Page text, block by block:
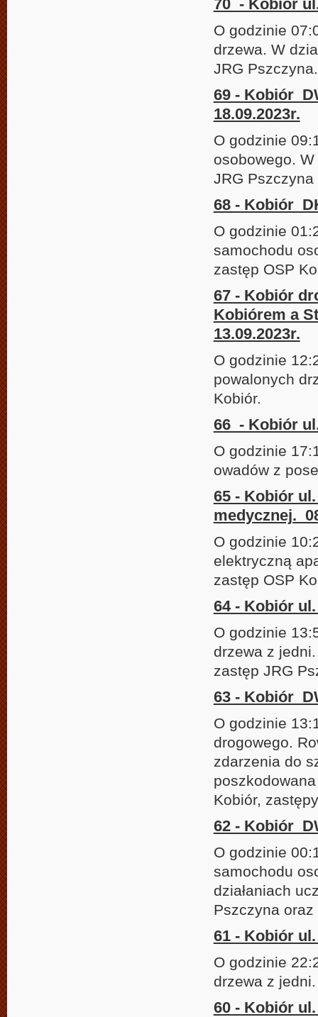
70 - Kobiór
O godzinie
drzewa. W
JRG Pszczyna.
69 - Kobiór
18.09.2023r.
O godzinie
osobowego.
JRG
68 - Kobiór
O godzinie
samochodu
zastęp OSP
67 - Kobiór
Kobiórem a
13.09.2023r.
O godzinie
powalonych
Kobiór.
66 - Kobiór
O godzinie
owadów z
65 - Kobiór
medycznej.
O godzinie
elektryczną
zastęp OSP
64 - Kobiór
O godzinie
drzewa z
zastęp JRG
63 - Kobiór
O godzinie
drogowego.
zdarzenia do
Kobiór,
62 - Kobiór
O godzinie
samochodu
działaniach
Pszczyna
61 - Kobiór
O godzinie
drzewa z
60 - Kobiór